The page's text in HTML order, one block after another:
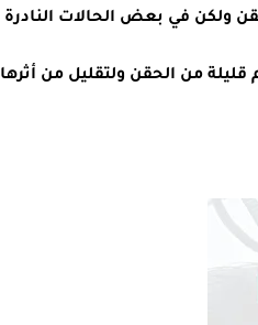
ولكن في بعض الحالات النادرة
من الحقن ولتقليل من أثرها